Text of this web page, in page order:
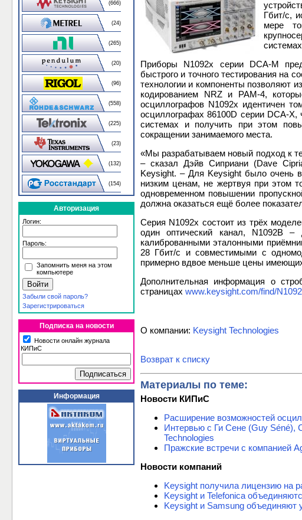
(666)
(24)
(265)
(20)
(96)
(558)
(225)
(23)
(132)
(154)
Авторизация
Логин:
Пароль:
Запомнить меня на этом
компьютере
Забыли свой пароль?
Зарегистрироваться
Подписка на новости
Новости онлайн журнала
КИПиС
Информация
Гбит/с,
мере
Приборы N1092x серии DCA-M
быстрого и точного тестирования
технологии и компоненты позволяют
кодированием NRZ и PAM-4,
осциллографов N1092x идентичен
осциллографах 86100D серии DCA-
системах и получить при этом
сокращении занимаемого места.
«Мы разрабатываем новый подход к
– сказал Дэйв Сиприани (Dave
Keysight. – Для Keysight было очень
низким ценам, не жертвуя при этом
одновременном повышении
должна оказаться ещё более
Серия N1092x состоит из трёх
один оптический канал, N1092B
калиброванными эталонными
28 Гбит/с и совместимыми с
примерно вдвое меньше цены
Дополнительная информация о
страницах www.keysight.com/find/
О компании: Keysight Technologies
Возврат к списку
Материалы по теме:
Новости КИПиС
Расширение возможностей
Интервью с Ги Сене (Guy Séné),
Technologies
Пражские встречи с компанией
Новости компаний
Keysight получила лицензию на
Keysight и Telefonica
Keysight и Samsung объединяют